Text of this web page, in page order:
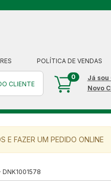
POLÍTICA DE VENDAS
CLIENTE
0 Já sou
Novo
E FAZER UM PEDIDO ONLINE
DNK1001578